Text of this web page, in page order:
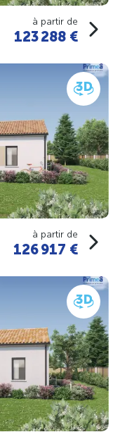
à partir de
123 288 €
à partir de
126 917 €